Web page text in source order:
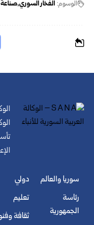
الوسوم: الفخار السوري صناعة
سوريا والعالم
رئاسة
الجمهورية
دولي
تعليم
ثقافة